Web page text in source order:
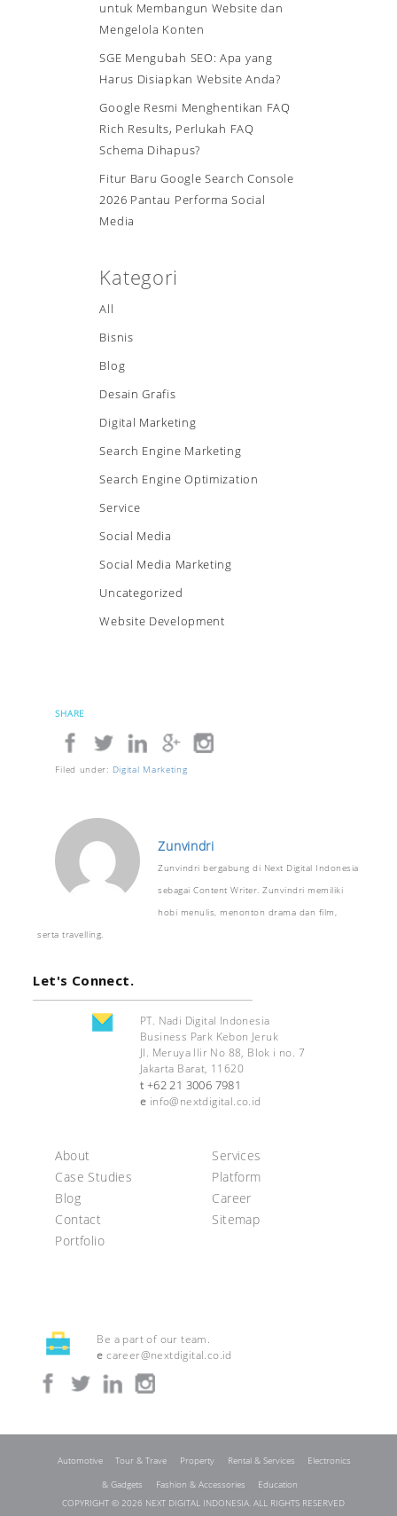
untuk Membangun Website dan
Mengelola Konten
SGE Mengubah SEO: Apa yang
Harus Disiapkan Website Anda?
Google Resmi Menghentikan FAQ
Rich Results, Perlukah FAQ
Schema Dihapus?
Fitur Baru Google Search Console
2026 Pantau Performa Social
Media
Kategori
All
Bisnis
Blog
Desain Grafis
Digital Marketing
Search Engine Marketing
Search Engine Optimization
Service
Social Media
Social Media Marketing
Uncategorized
Website Development
SHARE
Filed under: Digital Marketing
Zunvindri
Zunvindri bergabung di Next Digital Indonesia
sebagai Content Writer. Zunvindri memiliki
hobi menulis, menonton drama dan film,
serta travelling.
Let's Connect.
PT. Nadi Digital Indonesia
Business Park Kebon Jeruk
Jl. Meruya Ilir No 88, Blok i no. 7
Jakarta Barat, 11620
t +62 21 3006 7981
e info@nextdigital.co.id
About
Case Studies
Blog
Contact
Portfolio
Services
Platform
Career
Sitemap
Be a part of our team.
e career@nextdigital.co.id
Automotive Tour & Trave Property Rental & Services Electronics
& Gadgets Fashion & Accessories
Education
COPYRIGHT © 2026 NEXT DIGITAL INDONESIA. ALL RIGHTS RESERVED